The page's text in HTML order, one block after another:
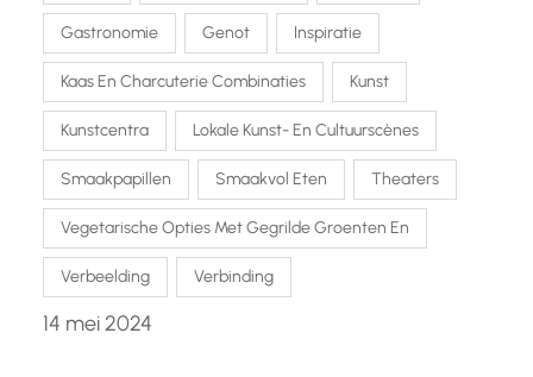
Gastronomie Genot Inspiratie
Kaas En Charcuterie Combinaties Kunst
Kunstcentra Lokale Kunst- En Cultuurscènes
Smaakpapillen Smaakvol Eten Theaters
Vegetarische Opties Met Gegrilde Groenten En
Verbeelding Verbinding
14 mei 2024